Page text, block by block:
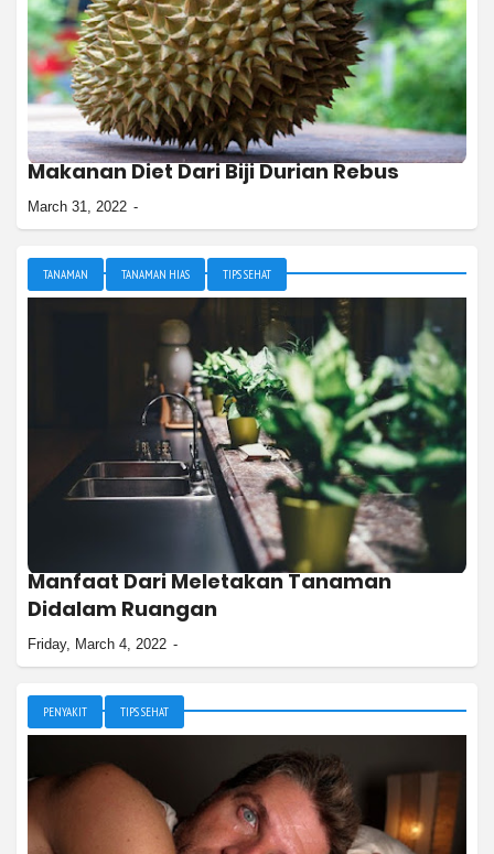
Makanan Diet Dari Biji Durian Rebus
March 31, 2022
TANAMAN TANAMAN HIAS TIPS SEHAT
Manfaat Dari Meletakan Tanaman
Didalam Ruangan
Friday, March 4, 2022
PENYAKIT TIPS SEHAT